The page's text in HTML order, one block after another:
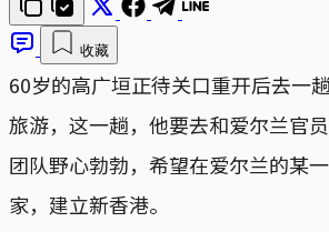
收藏
60岁的高广垣正待关口重开后去一
旅游，这一趟，他要去和爱尔兰官
团队野心勃勃，希望在爱尔兰的某
家，建立新香港。